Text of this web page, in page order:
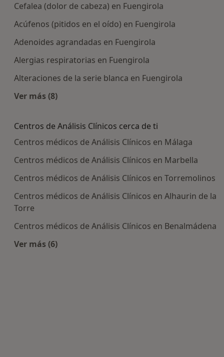
Cefalea (dolor de cabeza) en Fuengirola
Acúfenos (pitidos en el oído) en Fuengirola
Adenoides agrandadas en Fuengirola
Alergias respiratorias en Fuengirola
Alteraciones de la serie blanca en Fuengirola
Ver más (8)
Centros de Análisis Clínicos cerca de ti
Centros médicos de Análisis Clínicos en Málaga
Centros médicos de Análisis Clínicos en Marbella
Centros médicos de Análisis Clínicos en Torremolinos
Centros médicos de Análisis Clínicos en Alhaurin de la
Torre
Centros médicos de Análisis Clínicos en Benalmádena
Ver más (6)